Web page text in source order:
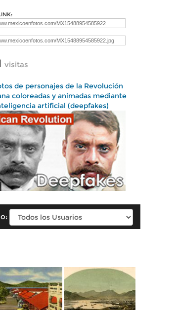
visitas
de personajes de la Revolución
coloreadas y animadas mediante
artificial (deepfakes)